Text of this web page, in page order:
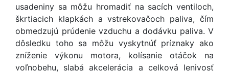
usadeniny sa môžu hromadiť na sacích ventiloch,
škrtiacich klapkách a vstrekovačoch paliva, čím
obmedzujú prúdenie vzduchu a dodávku paliva. V
dôsledku toho sa môžu vyskytnúť príznaky ako
zníženie výkonu motora, kolísanie otáčok na
voľnobehu, slabá akcelerácia a celková lenivosť